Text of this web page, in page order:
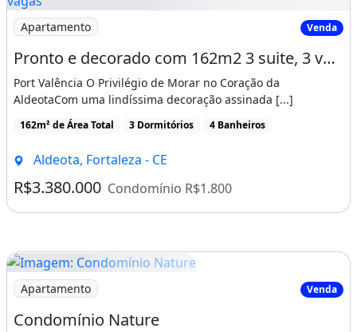
Imagem: Pronto e decorado com 162m2 3 suite, 3 vagas
Apartamento Venda
Pronto e decorado com 162m2 3 suite, 3 vagas, Aldeota Luxo
Port Valência O Privilégio de Morar no Coração da
AldeotaCom uma lindíssima decoração assinada [...]
162m² de Área Total 3 Dormitórios 4 Banheiros
Aldeota, Fortaleza - CE
R$3.380.000 Condomínio R$1.800
Imagem: Condomínio Nature
Apartamento Venda
Condomínio Nature